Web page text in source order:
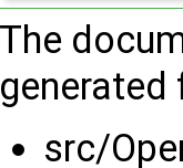
The
src/